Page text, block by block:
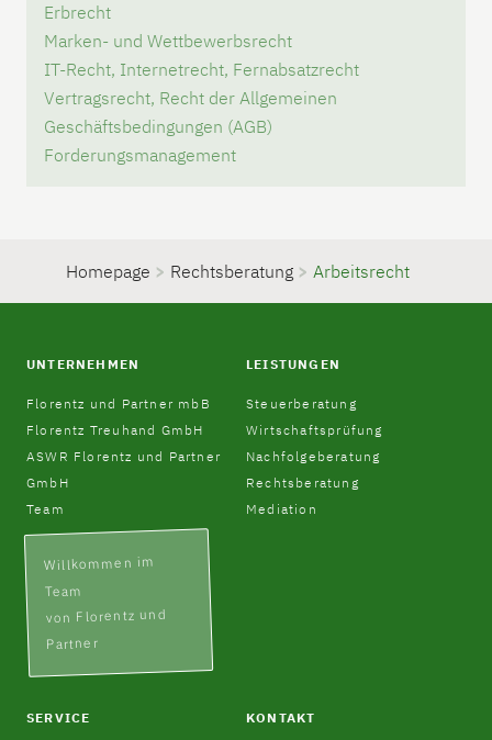
Erbrecht
Marken- und Wettbewerbsrecht
IT-Recht, Internetrecht, Fernabsatzrecht
Vertragsrecht, Recht der Allgemeinen
Geschäftsbedingungen (AGB)
Forderungsmanagement
Homepage > Rechtsberatung > Arbeitsrecht
UNTERNEHMEN
Florentz und Partner mbB
Florentz Treuhand GmbH
ASWR Florentz und Partner
GmbH
Team
Willkommen im
Team
von Florentz und
Partner
LEISTUNGEN
Steuerberatung
Wirtschaftsprüfung
Nachfolgeberatung
Rechtsberatung
Mediation
SERVICE KONTAKT